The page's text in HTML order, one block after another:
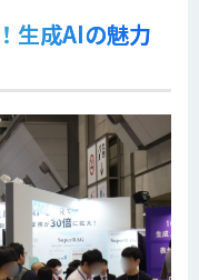
生成AIの魅力